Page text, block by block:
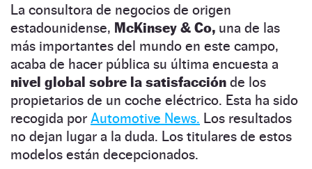
La consultora de negocios de origen
estadounidense, McKinsey & Co, una de las
más importantes del mundo en este campo,
acaba de hacer pública su última encuesta a
nivel global sobre la satisfacción de los
propietarios de un coche eléctrico. Esta ha sido
recogida por Automotive News. Los resultados
no dejan lugar a la duda. Los titulares de estos
modelos están decepcionados.